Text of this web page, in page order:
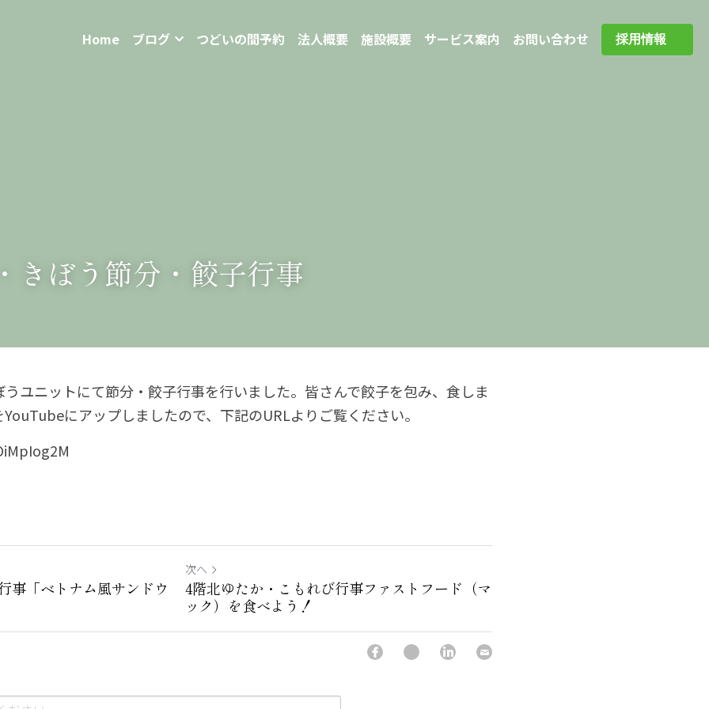
Home ブログ つどいの間予約 法人概要 施設概要 サービス案内 お問い合わせ 採用情報
きぼう節分・餃子行事
ユニットにて節分・餃子行事を行いました。皆さんで餃子を包み、食しま
にアップしましたので、下記のURLよりご覧ください。
事「ベトナム風サンドウ
次へ
4階北ゆたか・こもれび行事ファストフード（マ
ック）を食べよう！